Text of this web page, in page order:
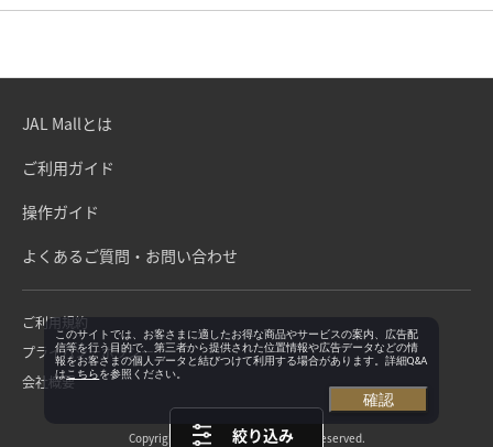
絞り込み
JAL Mallとは
ご利用ガイド
操作ガイド
よくあるご質問・お問い合わせ
ご利用規約
プライバシーポリシー
会社概要
Copyright©Japan Airlines. All rights reserved.
このサイトでは、お客さまに適したお得な商品やサービスの案内、広告配
信等を行う目的で、第三者から提供された位置情報や広告データなどの情
報をお客さまの個人データと結びつけて利用する場合があります。詳細Q&A
はこちらを参照ください。
確認